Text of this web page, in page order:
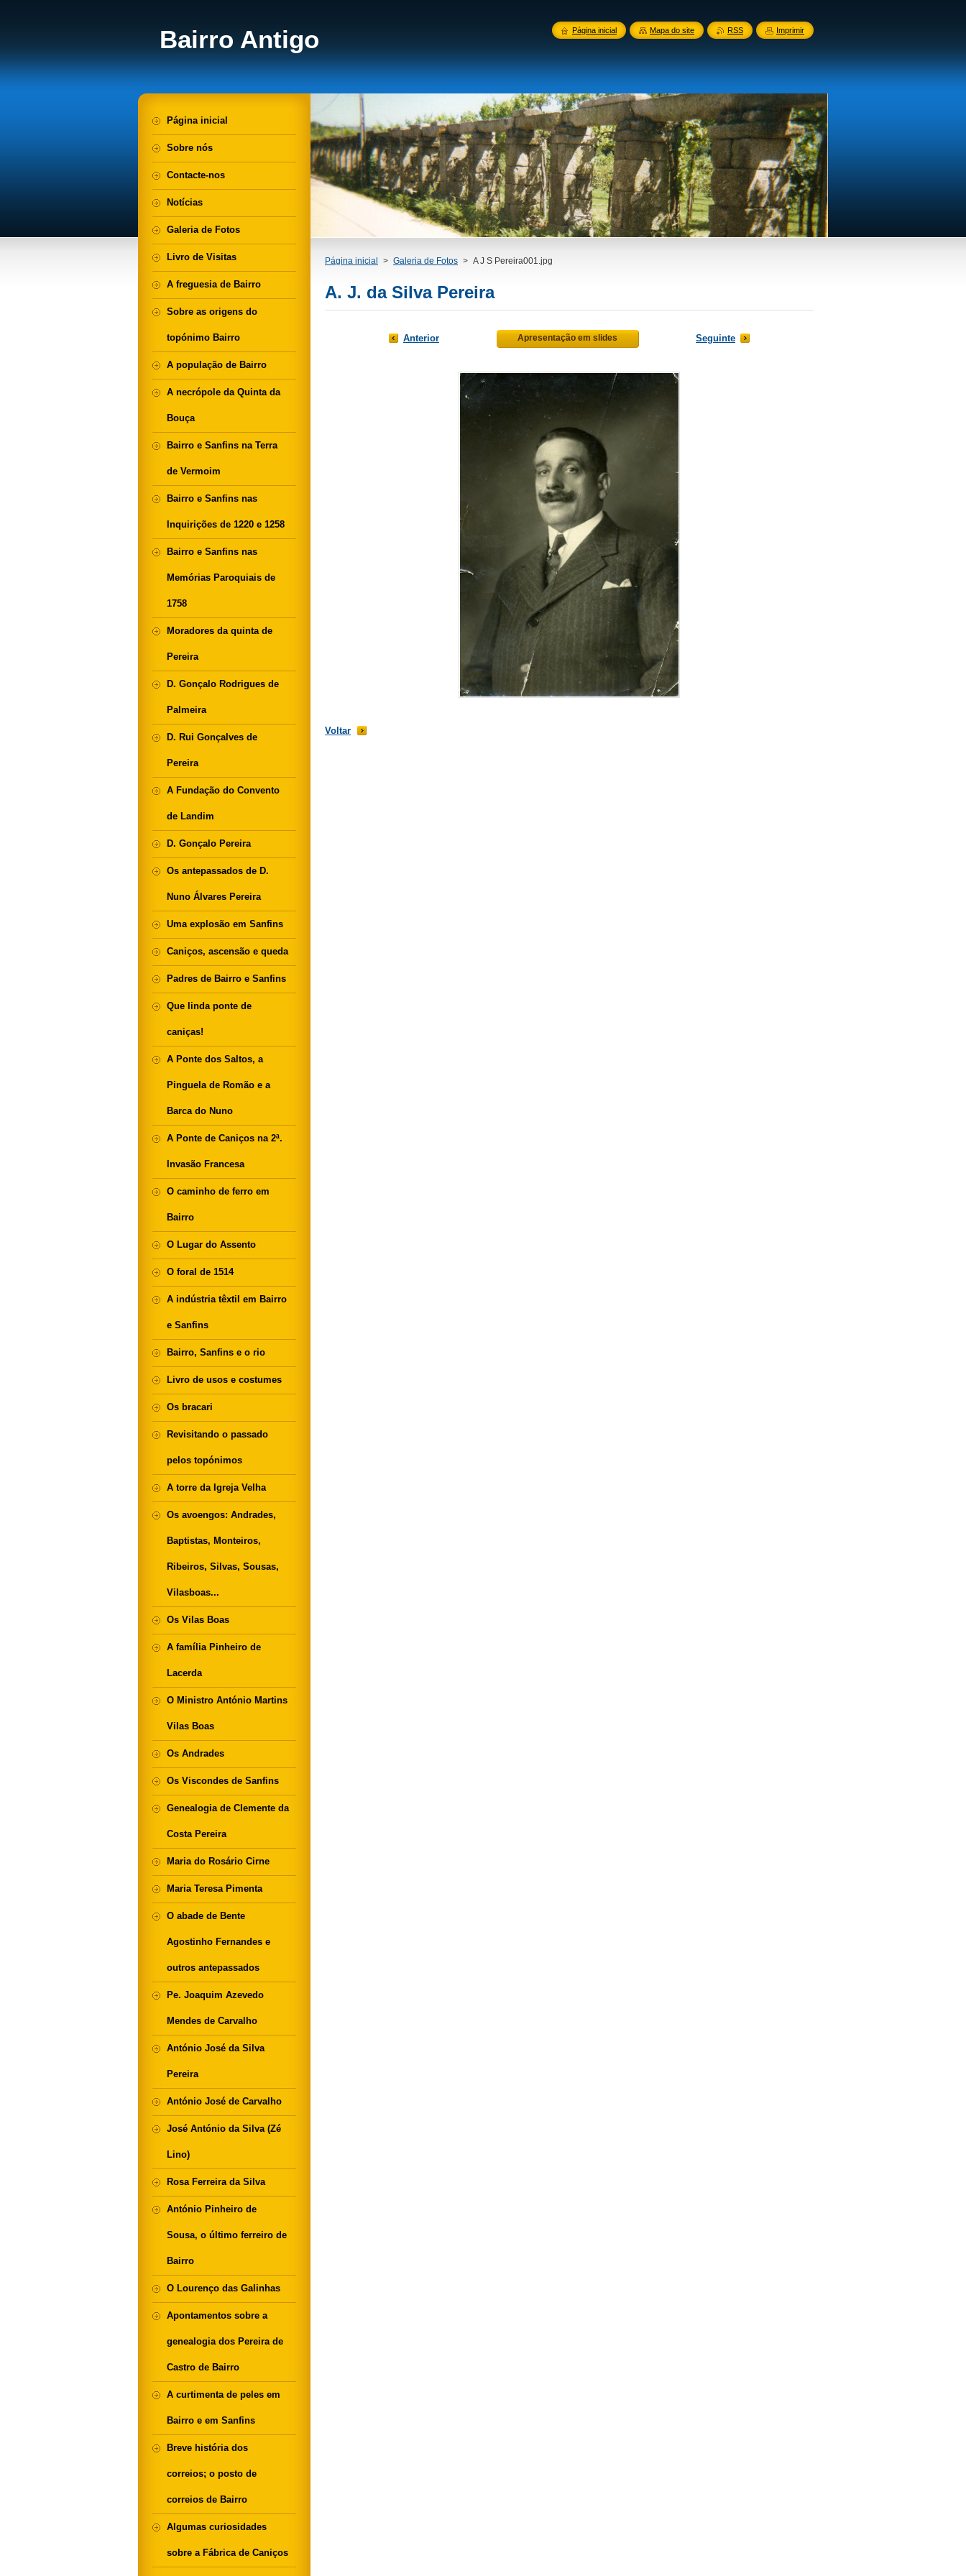
Bairro Antigo
Página inicial > Galeria de Fotos > A J S Pereira001.jpg
A. J. da Silva Pereira
Anterior Apresentação em slides Seguinte
Voltar
Página inicial
Sobre nós
Contacte-nos
Notícias
Galeria de Fotos
Livro de Visitas
A freguesia de Bairro
Sobre as origens do
topónimo Bairro
A população de Bairro
A necrópole da Quinta da
Bouça
Bairro e Sanfins na Terra
de Vermoim
Bairro e Sanfins nas
Inquirições de 1220 e 1258
Bairro e Sanfins nas
Memórias Paroquiais de
1758
Moradores da quinta de
Pereira
D. Gonçalo Rodrigues de
Palmeira
D. Rui Gonçalves de
Pereira
A Fundação do Convento
de Landim
D. Gonçalo Pereira
Os antepassados de D.
Nuno Álvares Pereira
Uma explosão em Sanfins
Caniços, ascensão e queda
Padres de Bairro e Sanfins
Que linda ponte de
caniças!
A Ponte dos Saltos, a
Pinguela de Romão e a
Barca do Nuno
A Ponte de Caniços na 2ª.
Invasão Francesa
O caminho de ferro em
Bairro
O Lugar do Assento
O foral de 1514
A indústria têxtil em Bairro
e Sanfins
Bairro, Sanfins e o rio
Livro de usos e costumes
Os bracari
Revisitando o passado
pelos topónimos
A torre da Igreja Velha
Os avoengos: Andrades,
Baptistas, Monteiros,
Ribeiros, Silvas, Sousas,
Vilasboas...
Os Vilas Boas
A família Pinheiro de
Lacerda
O Ministro António Martins
Vilas Boas
Os Andrades
Os Viscondes de Sanfins
Genealogia de Clemente da
Costa Pereira
Maria do Rosário Cirne
Maria Teresa Pimenta
O abade de Bente
Agostinho Fernandes e
outros antepassados
Pe. Joaquim Azevedo
Mendes de Carvalho
António José da Silva
Pereira
António José de Carvalho
José António da Silva (Zé
Lino)
Rosa Ferreira da Silva
António Pinheiro de
Sousa, o último ferreiro de
Bairro
O Lourenço das Galinhas
Apontamentos sobre a
genealogia dos Pereira de
Castro de Bairro
A curtimenta de peles em
Bairro e em Sanfins
Breve história dos
correios; o posto de
correios de Bairro
Algumas curiosidades
sobre a Fábrica de Caniços
Página inicial Mapa do site RSS Imprimir